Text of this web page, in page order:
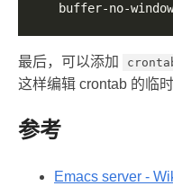
buffer-no-
最后，可以添加
这样编辑 crontab 的临
参考
Emacs server -